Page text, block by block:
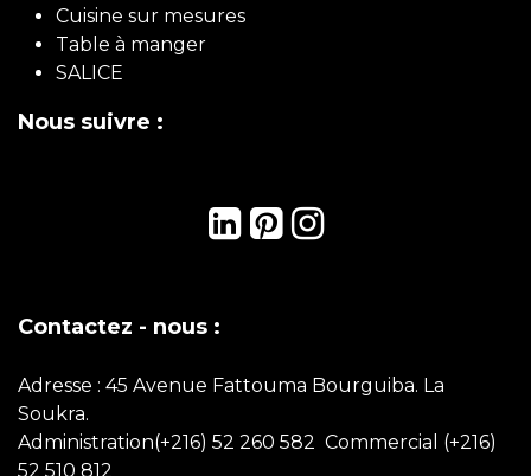
Cuisine sur mesures
Table à manger
SALICE
Nous suivre :
Contactez - nous :
Adresse : 45 Avenue Fattouma Bourguiba. La
Soukra.
Administration(+216) 52 260 582 Commercial (+216)
52 510 812